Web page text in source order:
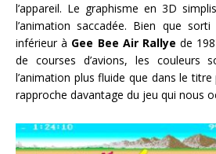
l’appareil. Le graphisme en 3D
l’animation saccadée. Bien que
inférieur à Gee Bee Air Rallye de
de courses d’avions, les couleurs
l’animation plus fluide que dans le
rapproche davantage du jeu qui nous